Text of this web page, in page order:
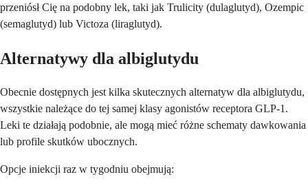
przeniósł Cię na podobny lek, taki jak Trulicity (dulaglutyd), Ozempic
(semaglutyd) lub Victoza (liraglutyd).
Alternatywy dla albiglutydu
Obecnie dostępnych jest kilka skutecznych alternatyw dla albiglutydu,
wszystkie należące do tej samej klasy agonistów receptora GLP-1.
Leki te działają podobnie, ale mogą mieć różne schematy dawkowania
lub profile skutków ubocznych.
Opcje iniekcji raz w tygodniu obejmują: